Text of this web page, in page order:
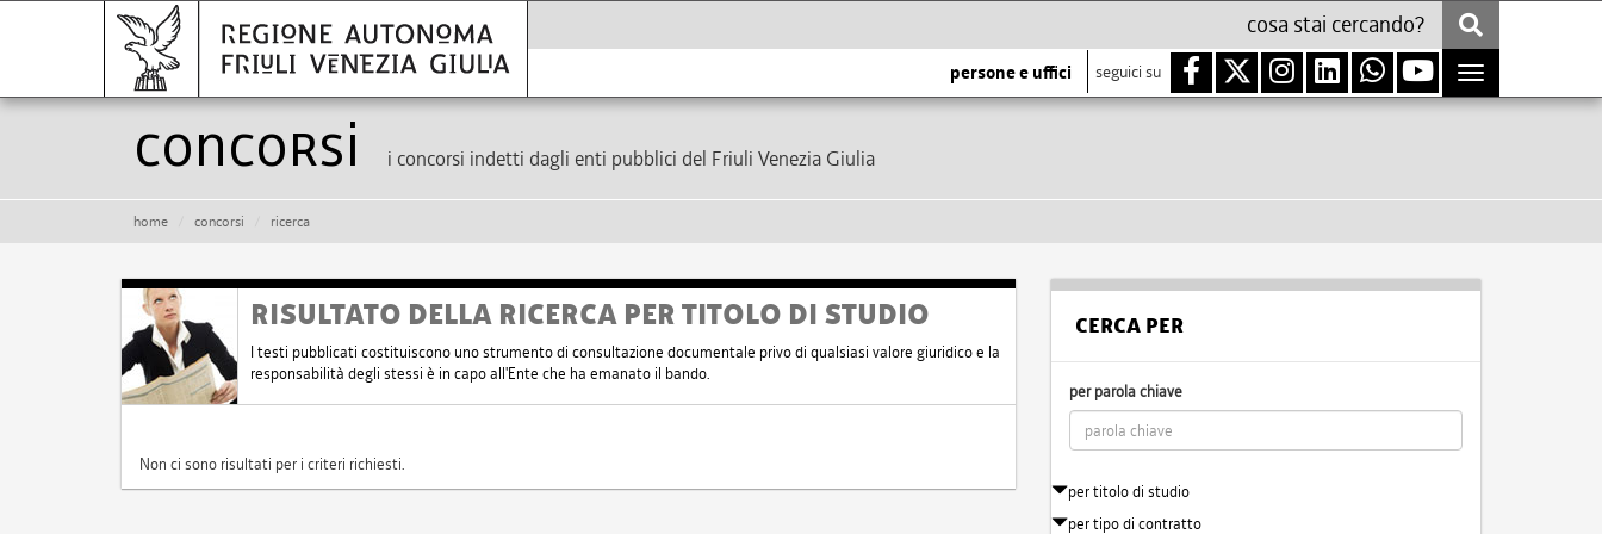
persone e uffici seguici su
Toggle
navigation
Concorsi i concorsi indetti dagli enti pubblici del Friuli Venezia Giulia
home concorsi ricerca
RISULTATO DELLA RICERCA PER TITOLO DI STUDIO
I testi pubblicati costituiscono uno strumento di consultazione documentale privo di qualsiasi valore giuridico e la
responsabilità degli stessi è in capo all'Ente che ha emanato il bando.
Non ci sono risultati per i criteri richiesti.
CERCA PER
per parola chiave
per titolo di studio
per tipo di contratto